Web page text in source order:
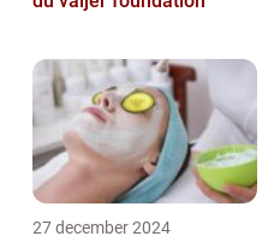
27 december 2024